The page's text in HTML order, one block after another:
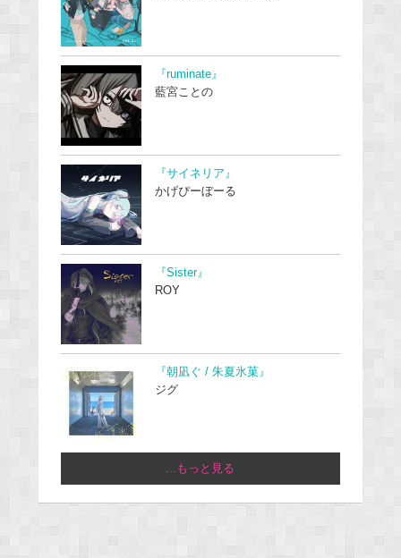
『ruminate』
藍宮ことの
『サイネリア』
かげぴーぼーる
『Sister』
ROY
『朝凪ぐ / 朱夏氷菓』
ジグ
...もっと見る